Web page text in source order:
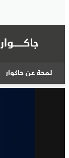
لمحة عن جاكوار